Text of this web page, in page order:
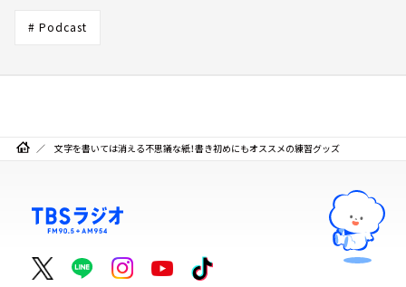
# Podcast
文字を書いては消える不思議な紙！書き初めにもオススメの練習グッズ